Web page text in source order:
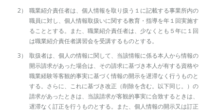
職業紹介責任者は、個人情報を取り扱う１に記載する事業所内の
職員に対し、個人情報取扱いに関する教育・指導を年１回実施す
ることとする。また、職業紹介責任者は、少なくとも５年に１回
は職業紹介責任者講習会を受講するものとする。
取扱者は、個人の情報に関して、当該情報に係る本人から情報の
開示請求があった場合は、その請求に基づき本人が有する資格や
職業経験等客観的事実に基づく情報の開示を遅滞なく行うものと
する。さらに、これに基づき改正（削除を含む。以下同じ。）の
請求があったときは、当該請求が客観的事実に合致するときは、
遅滞なく訂正を行うものとする。また、個人情報の開示又は訂正